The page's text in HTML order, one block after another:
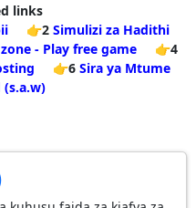
links
👉2 Simulizi za Hadithi
- Play free game
👉4
👉6 Sira ya Mtume